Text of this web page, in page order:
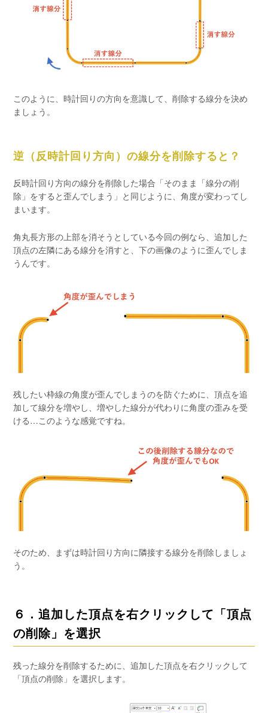
このように、時計回りの方向を意識して、削除する線分を決め
ましょう。
逆（反時計回り方向）の線分を削除すると？
反時計回り方向の線分を削除した場合「そのまま「線分の削
除」をすると歪んでしまう」と同じように、角度が変わってし
まいます。
角丸長方形の上部を消そうとしている今回の例なら、追加した
頂点の左隣にある線分を消すと、下の画像のように歪んでしま
うんです。
残したい枠線の角度が歪んでしまうのを防ぐために、頂点を追
加して線分を増やし、増やした線分が代わりに角度の歪みを受
ける…このような感覚ですね。
そのため、まずは時計回り方向に隣接する線分を削除しましょ
う。
６．追加した頂点を右クリックして「頂点
の削除」を選択
残った線分を削除するために、追加した頂点を右クリックして
「頂点の削除」を選択します。